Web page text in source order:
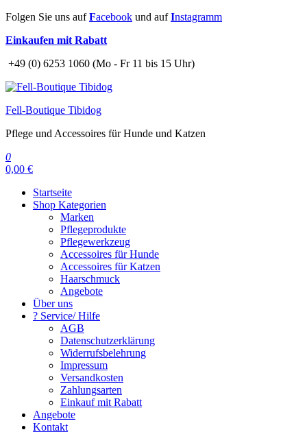
Zum
springen
Folgen Sie uns aufFacebook und aufInstagramm
Einkaufen mit Rabatt
+49 (0) 6253 1060 (Mo - Fr 11 bis 15 Uhr)
Fell-Boutique Tibidog
Pflege und Accessoires für Hunde und Katzen
0
0,00 €
Startseite
Shop Kategorien
Marken
Pflegeprodukte
Pflegewerkzeug
Accessoires für Hunde
Accessoires für Katzen
Haarschmuck
Angebote
Über uns
? Service/ Hilfe
AGB
Datenschutzerklärung
Widerrufsbelehrung
Impressum
Versandkosten
Zahlungsarten
Einkauf mit Rabatt
Angebote
Kontakt